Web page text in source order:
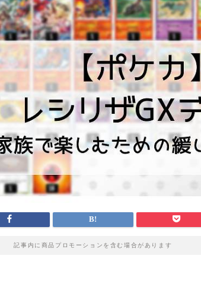
記事内に商品プロモーションを含む場合があります